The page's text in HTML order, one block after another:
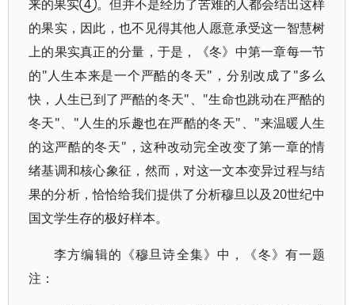
来的果实④。但并不是经历了苦难的人都会结出这样
的果实，因此，也不见得其他人愿意承受这一智慧树
上的果实真正的分量，于是，《冬》中第一章每一节
的"人生本来是一个严酷的冬天"，分别改成了"多么
快，人生已到了严酷的冬天"、"生命也跳动在严酷的
冬天"、"人生的乐趣也在严酷的冬天"、"来温暖人生
的这严酷的冬天"，这种改动完全改变了第一章的情
绪基调和核心象征，然而，对这一文本变异过程与结
果的分析，恰恰给我们提供了分析穆旦以及20世纪中
国文学生存的极好样本。
李方编辑的《穆旦诗全集》中，《冬》有一题
注：